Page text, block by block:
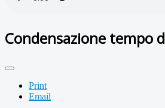
Condensazione tempo
Print
Email